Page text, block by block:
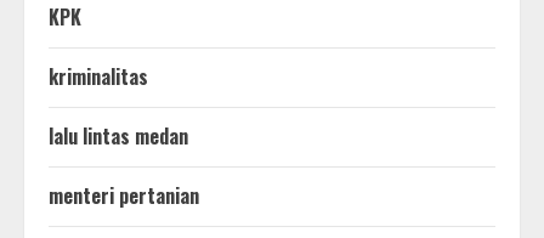
KPK
kriminalitas
lalu lintas medan
menteri pertanian